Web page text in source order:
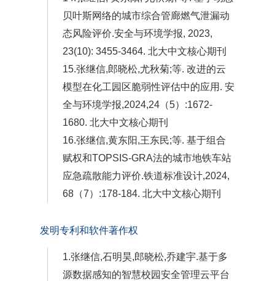
贝叶斯网络的城市综合管廊燃气泄漏动
态风险评价.安全与环境学报, 2023,
23(10): 3455-3464. 北大中文核心期刊
15.张继信,郎晓松,尤秋菊;等. 改进的云
模型在化工园区脆弱性评估中的应用. 安
全与环境学报,2024,24（5）:1672-
1680. 北大中文核心期刊
16.张继信,黄东阳,王东民;等. 基于组合
赋权和TOPSIS-GRA法的城市地铁车站
应急疏散能力评价.铁道标准设计,2024,
68（7）:178-184. 北大中文核心期刊
发明专利和软件著作权
1.张继信,石明昊,郎晓松,乔建宇.基于多
源数据感知的智慧校园安全管理云平台